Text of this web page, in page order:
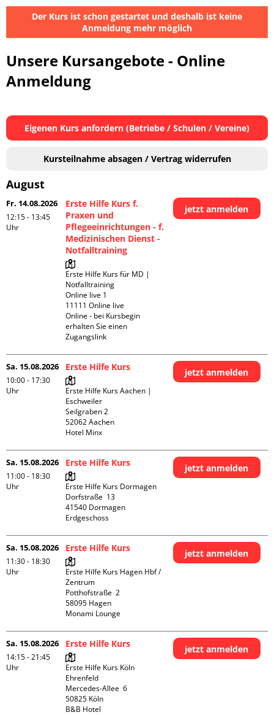
Der Kurs ist schon gestartet und deshalb ist keine
Anmeldung mehr möglich
Unsere Kursangebote - Online
Anmeldung
Eigenen Kurs anfordern (Betriebe / Schulen / Vereine)
Kursteilnahme absagen / Vertrag widerrufen
August
Fr. 14.08.2026
12:15 - 13:45
Uhr
Erste Hilfe Kurs f.
Praxen und
Pflegeeinrichtungen - f.
Medizinischen Dienst -
Notfalltraining
Erste Hilfe Kurs für MD |
Notfalltraining
Online live 1
11111 Online live
Online - bei Kursbegin
erhalten Sie einen
Zugangslink
jetzt anmelden
Sa. 15.08.2026
10:00 - 17:30
Uhr
Erste Hilfe Kurs
Erste Hilfe Kurs Aachen |
Eschweiler
Seilgraben 2
52062 Aachen
Hotel Minx
jetzt anmelden
Sa. 15.08.2026
11:00 - 18:30
Uhr
Erste Hilfe Kurs
Erste Hilfe Kurs Dormagen
Dorfstraße  13
41540 Dormagen
Erdgeschoss
jetzt anmelden
Sa. 15.08.2026
11:30 - 18:30
Uhr
Erste Hilfe Kurs
Erste Hilfe Kurs Hagen Hbf /
Zentrum
Potthofstraße  2
58095 Hagen
Monami Lounge
jetzt anmelden
Sa. 15.08.2026
14:15 - 21:45
Uhr
Erste Hilfe Kurs
Erste Hilfe Kurs Köln
Ehrenfeld
Mercedes-Allee  6
50825 Köln
B&B Hotel
jetzt anmelden